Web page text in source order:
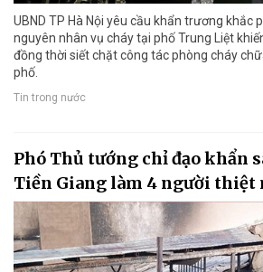
UBND TP Hà Nội yêu cầu khẩn trương khắc
nguyên nhân vụ cháy tại phố Trung Liệt
đồng thời siết chặt công tác phòng cháy
phố.
Tin trong nước
Phó Thủ tướng chỉ đạo khẩn
Tiền Giang làm 4 người thiệt